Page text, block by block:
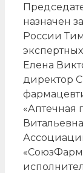
назначен
России
Елена
директор
«Аптечная